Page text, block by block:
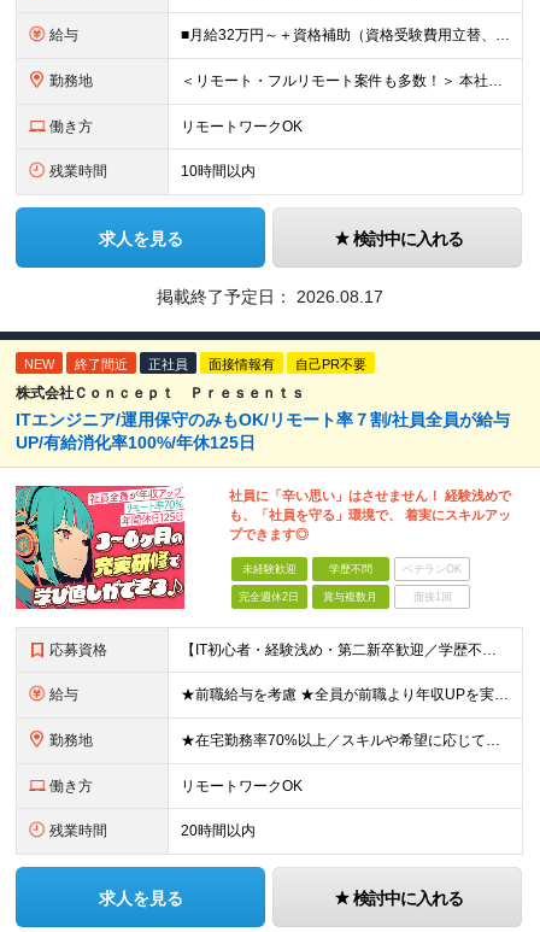
給与 ■月給32万円～＋資格補助（資格受験費用立替、書籍代立替）＋リファラル手当（経験者10万円/未経験者6万円） ※給与は経験・スキルに応じて決定します ※上記給与額には固定残業代（20時間分/39,68
勤務地 ＜リモート・フルリモート案件も多数！＞ 本社または都内のクライアント先での勤務となります。 ■本社/東京都千代田区神田司町2-10-4 NOVEL WORK Kanda 3階 (変更の範囲)上記を除
働き方 リモートワークOK
残業時間 10時間以内
求人を見る 検討中に入れる
掲載終了予定日： 2026.08.17
NEW 終了間近 正社員 面接情報有 自己PR不要
株式会社Ｃｏｎｃｅｐｔ Ｐｒｅｓｅｎｔｓ
ITエンジニア/運用保守のみもOK/リモート率７割/社員全員が給与
UP/有給消化率100%/年休125日
社員に「辛い思い」はさせません！ 経験浅めで
も、「社員を守る」環境で、 着実にスキルアッ
プできます◎
未経験歓迎 学歴不問 ベテランOK
完全週休2日 賞与複数月 面接1回
応募資格 【IT初心者・経験浅め・第二新卒歓迎／学歴不問】 「IT業界に興味がある」「手に職をつけたい」という意欲を重視したポテンシャル採用です！ ★こんな方を歓迎します ・新しいことを学ぶのが好きな方 ・チ
給与 ★前職給与を考慮 ★全員が前職より年収UPを実現！ ★入社後3年程度で年収50万～100万円UP可 年俸288万円～800万円（1/12を毎月支給）＋インセンティブ＋各種手当 ※経験・スキルを考慮
勤務地 ★在宅勤務率70%以上／スキルや希望に応じてフルリモートも可 ★転勤なし 本社または一都三県のプロジェクト先（東陽町、浜松町などメインは東京23区内）にて勤務いただきます！ 【本社】 東京都荒川区
働き方 リモートワークOK
残業時間 20時間以内
求人を見る 検討中に入れる